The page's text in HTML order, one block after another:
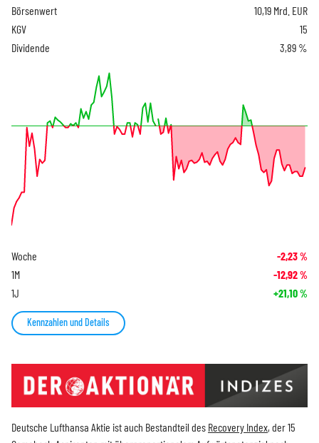
Börsenwert
10,19 Mrd. EUR
KGV
15
Dividende
3,89 %
Woche -2,23%
1M -12,92%
1J +21,10%
Kennzahlen und Details
Deutsche Lufthansa Aktie ist auch Bestandteil des Recovery Index, der 15